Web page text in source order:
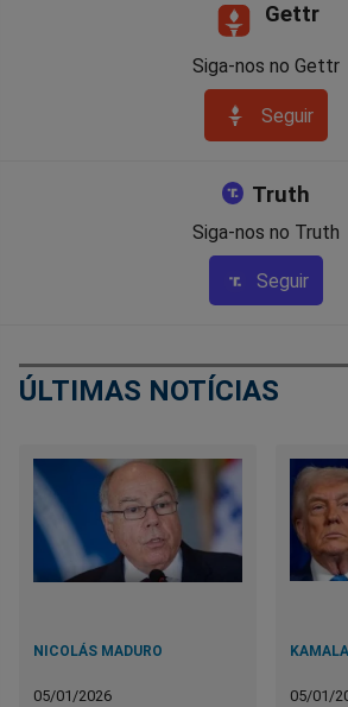
Gettr
Siga-nos no Gettr
Seguir
Truth
Siga-nos no Truth
Seguir
ÚLTIMAS NOTÍCIAS
NICOLÁS MADURO
05/01/2026 05/01/